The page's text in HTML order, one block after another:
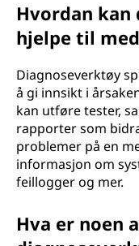
Hvordan
hjelpe til
Diagnoseverktøy
å gi innsikt i
kan utføre tester,
rapporter som
problemer på en
informasjon om
feillogger og mer.
Hva er noen